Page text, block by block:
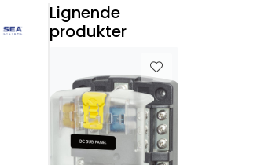
Lignende
produkter